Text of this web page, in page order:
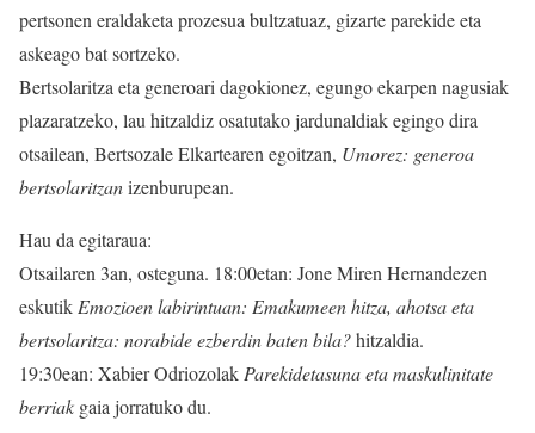
pertsonen eraldaketa prozesua bultzatuaz, gizarte parekide eta
askeago bat sortzeko.
Bertsolaritza eta generoari dagokionez, egungo ekarpen nagusiak
plazaratzeko, lau hitzaldiz osatutako jardunaldiak egingo dira
otsailean, Bertsozale Elkartearen egoitzan, Umorez: generoa
bertsolaritzanizenburupean.
Hau da egitaraua:
Otsailaren 3an, osteguna. 18:00etan: Jone Miren Hernandezen
eskutik Emozioen labirintuan: Emakumeen hitza, ahotsa eta
bertsolaritza: norabide ezberdin baten bila?hitzaldia.
19:30ean: Xabier Odriozolak Parekidetasuna eta maskulinitate
berriak gaia jorratuko du.